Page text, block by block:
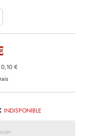
0,10 €
INDISPONIBLE